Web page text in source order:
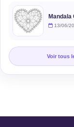
Mandala
13/06/
Voir tous